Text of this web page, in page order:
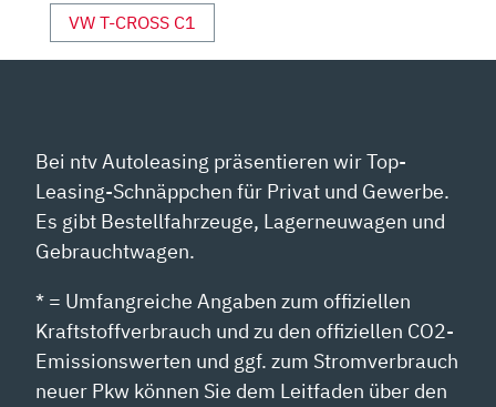
VW T-CROSS C1
Bei ntv Autoleasing präsentieren wir Top-
Leasing-Schnäppchen für Privat und Gewerbe.
Es gibt Bestellfahrzeuge, Lagerneuwagen und
Gebrauchtwagen.
* = Umfangreiche Angaben zum offiziellen
Kraftstoffverbrauch und zu den offiziellen CO2-
Emissionswerten und ggf. zum Stromverbrauch
neuer Pkw können Sie dem Leitfaden über den